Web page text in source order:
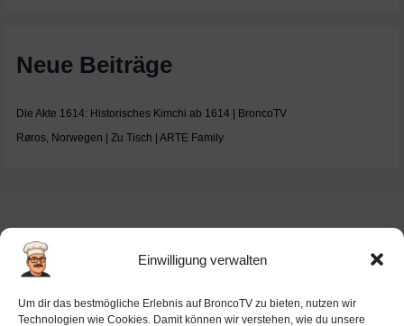
Einwilligung verwalten
Um dir das bestmögliche Erlebnis auf BroncoTV zu bieten, nutzen wir
Technologien wie Cookies. Damit können wir verstehen, wie du unsere
Neue Beiträge
Die Akte 1614: Historisches Kimchi ab 1614 | BroncoTV
Røros, Norwegen | Zu Tisch | ARTE Family
Datenschutz-Haftung